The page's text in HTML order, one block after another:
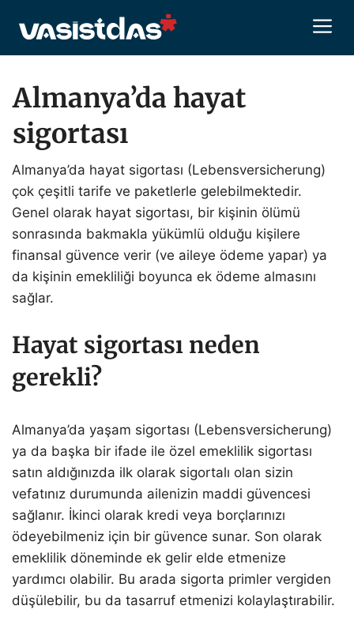
atla
Almanya’da hayat
sigortası
Almanya’da hayat sigortası (Lebensversicherung)
çok çeşitli tarife ve paketlerle gelebilmektedir.
Genel olarak hayat sigortası, bir kişinin ölümü
sonrasında bakmakla yükümlü olduğu kişilere
finansal güvence verir (ve aileye ödeme yapar) ya
da kişinin emekliliği boyunca ek ödeme almasını
sağlar.
Hayat sigortası neden
gerekli?
Almanya’da yaşam sigortası (Lebensversicherung)
ya da başka bir ifade ile özel emeklilik sigortası
satın aldığınızda ilk olarak sigortalı olan sizin
vefatınız durumunda ailenizin maddi güvencesi
sağlanır. İkinci olarak kredi veya borçlarınızı
ödeyebilmeniz için bir güvence sunar. Son olarak
emeklilik döneminde ek gelir elde etmenize
yardımcı olabilir. Bu arada sigorta primler vergiden
düşülebilir, bu da tasarruf etmenizi kolaylaştırabilir.